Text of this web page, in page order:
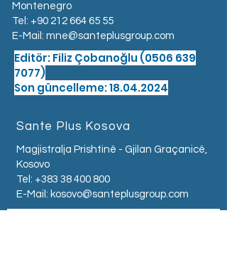
Montenegro​
Tel: +90 212 664 65 55
E-Mail: mne@santeplusgroup.com
Editör: Filiz Çobanoğlu(0506 639
7077)
Son güncelleme: 18.04.2024
Sante Plus Kosova
Magjistralja Prishtinë - Gjilan Graçanicë,
Kosovo
Tel: +383 38 400 800
E-Mail: kosovo@santeplusgroup.com